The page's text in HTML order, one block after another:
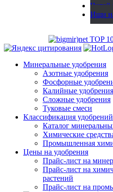
Читай
Ищи
Минеральные удобрения
Азотные удобрения
Фосфорные
Калийные удобрения
Сложные удобрения
Туковые смеси
Классификация удобрений
Каталог
Химические
Промышленная
Цены на удобрения
Прайс-лист на
Прайс-лист на
растений
Прайс-лист на